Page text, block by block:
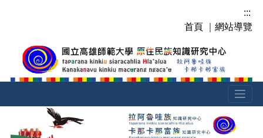
容
塊
:::
首頁
網站導覽